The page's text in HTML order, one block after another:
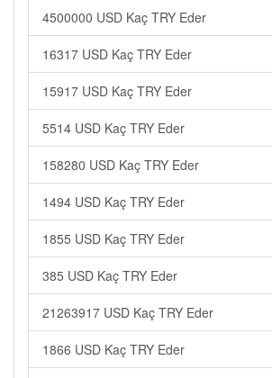
4500000 USD Kaç TRY Eder
16317 USD Kaç TRY Eder
15917 USD Kaç TRY Eder
5514 USD Kaç TRY Eder
158280 USD Kaç TRY Eder
1494 USD Kaç TRY Eder
1855 USD Kaç TRY Eder
385 USD Kaç TRY Eder
21263917 USD Kaç TRY Eder
1866 USD Kaç TRY Eder